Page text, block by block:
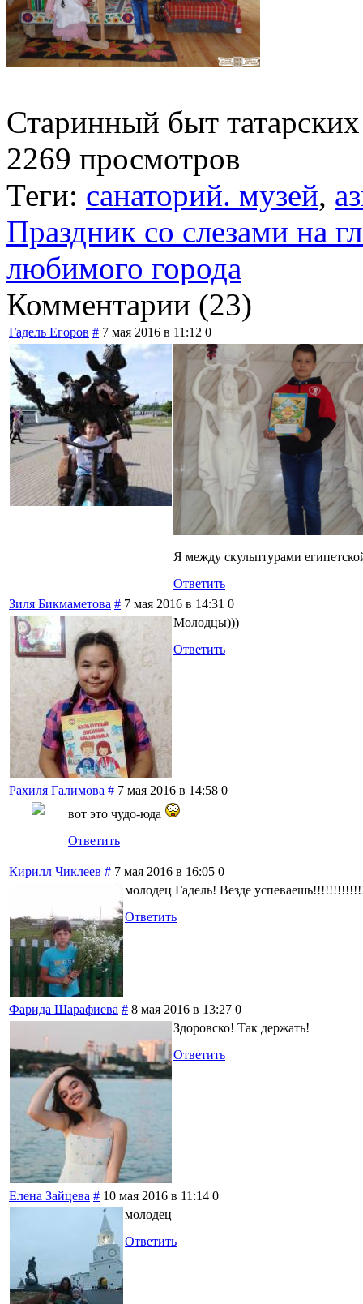
Старинный быт
2269 просмотров
Теги: санаторий. музей,
Праздник со слезами на
любимого города
Комментарии (23)
Гадель Егоров # 7 мая 2016 в 11:12 0
Я между скульптурами
Ответить
Зиля Бикмаметова # 7 мая 2016 в 14:31 0
Молодцы)))
Ответить
Рахиля Галимова # 7 мая 2016 в 14:58 0
вот это чудо-юда
Ответить
Кирилл Чиклеев # 7 мая 2016 в 16:05 0
молодец Гадель! Везде
Ответить
Фарида Шарафиева # 8 мая 2016 в 13:27 0
Здоровско! Так держать!
Ответить
Елена Зайцева # 10 мая 2016 в 11:14 0
молодец
Ответить